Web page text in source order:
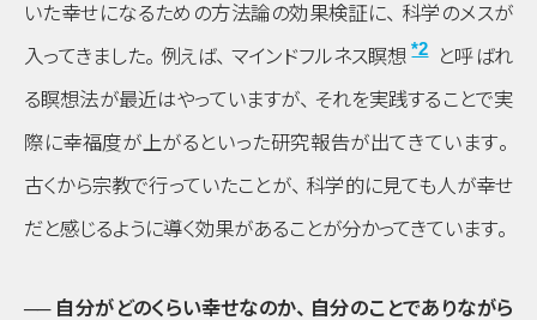
いた幸せになるための方法論の効果検証に、 科学のメスが
入ってきました。 例えば、 マインドフルネス瞑想 *2
と呼ばれ
る瞑想法が最近はやっていますが、 それを実践することで実
際に幸福度が上がるといった研究報告が出てきています。
古くから宗教で行っていたことが、 科学的に見ても人が幸せ
だと感じるように導く効果があることが分かってきています。
── 自分がどのくらい幸せなのか、 自分のことでありながら